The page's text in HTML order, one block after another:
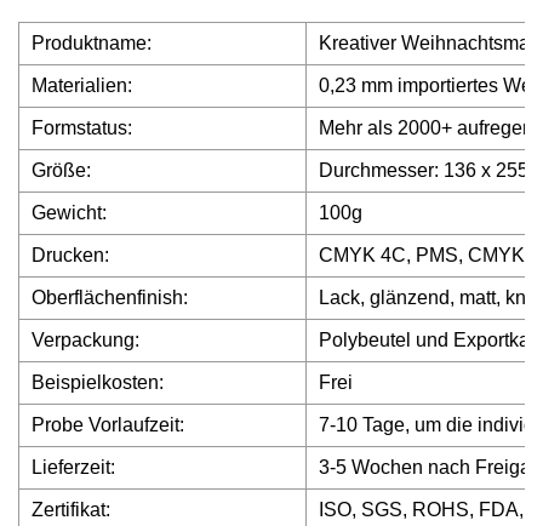
Produktname: Kreativer
Materialien: 0,23 mm importiertes
Formstatus: Mehr als 2000+
Größe: Durchmesser: 136 x 255
Gewicht: 100g
Drucken: CMYK 4C, PMS,
Oberflächenfinish: Lack, glänzend, matt,
Verpackung: Polybeutel und
Beispielkosten: Frei
Probe Vorlaufzeit: 7-10 Tage, um die
Lieferzeit: 3-5 Wochen nach
Zertifikat: ISO, SGS, ROHS, FDA,